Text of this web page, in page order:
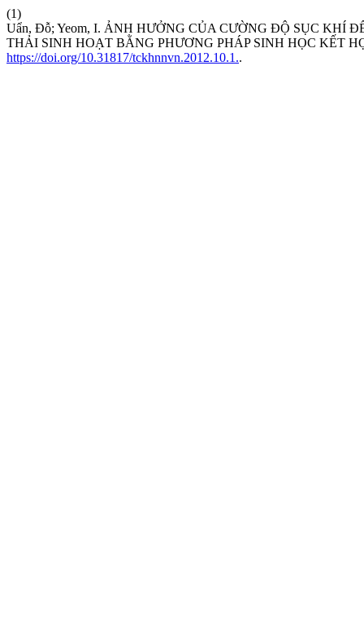
(1)
Uẩn, Đỗ; Yeom, I. ẢNH HƯỞNG CỦA CƯỜNG ĐỘ SỤC KHÍ
THẢI SINH HOẠT BẰNG PHƯƠNG PHÁP SINH HỌC KẾT
https://doi.org/10.31817/tckhnnvn.2012.10.1..